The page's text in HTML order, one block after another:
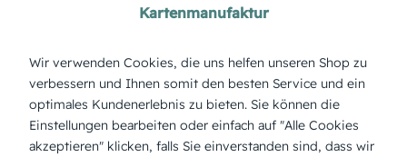
ÜBERBLICK:
Produktbeschreibung
Die Einladung 'Globus' lädt zur Einschulung auf
Weltentdecker-Art ein – perfekt für kleine Abenteurer mit
Fernweh und Wissensdurst.
Kartenmanufaktur
Wir verwenden Cookies, die uns helfen unseren Shop zu
verbessern und Ihnen somit den besten Service und ein
optimales Kundenerlebnis zu bieten. Sie können die
Einstellungen bearbeiten oder einfach auf "Alle Cookies
akzeptieren" klicken, falls Sie einverstanden sind, dass wir